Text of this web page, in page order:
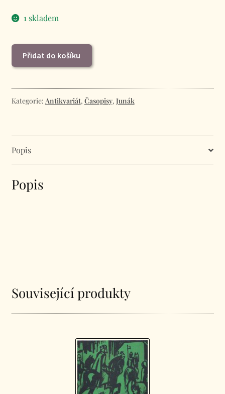
1 skladem
Junák
-
30
-
Přidat do košíku
Kategorie: Antikvariát, Časopisy, Junák
Popis
Popis
Související produkty